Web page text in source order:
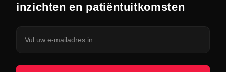
inzichten en patiëntuitkomsten